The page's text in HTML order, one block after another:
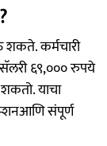
शकते. कर्मचारी
६९,००० रुपये
याचा
संपूर्ण